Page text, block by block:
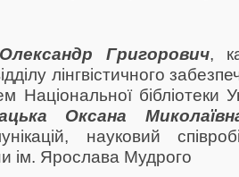
Григорович,
лінгвістичного
Національної бібліотеки
Оксана
науковий
ім. Ярослава Мудрого